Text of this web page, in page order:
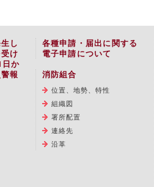
し
け
日か
報
各種申請・届出に関する
電子申請について
消防組合
位置、地勢、特性
組織図
署所配置
連絡先
沿革